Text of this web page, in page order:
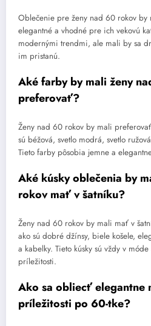
Oblečenie pre ženy nad 60 rokov by
elegantné a vhodné pre ich vekovú
modernými trendmi, ale mali by sa
im pristanú.
Aké farby by mali ženy
preferovať?
Ženy nad 60 rokov by mali
sú béžová, svetlo modrá, svetlo
Tieto farby pôsobia jemne a
Aké kúsky oblečenia by
rokov mať v šatníku?
Ženy nad 60 rokov by mali mať v
ako sú dobré džínsy, biele košele,
a kabelky. Tieto kúsky sú vždy v
príležitosti.
Ako sa obliecť elegantne
príležitosti po 60-tke?